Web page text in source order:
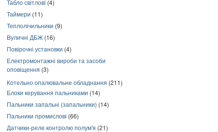
Табло світлові (4)
Таймери (11)
Теплолічильники (9)
Вуличні ДБЖ (16)
Повірочні установки (4)
Електромонтажні вироби та засоби
оповіщення (3)
Котельно опалювальне обладнання (211)
Блоки керування пальниками (14)
Пальники запальні (запальники) (14)
Пальники промислові (66)
Датчики-реле контролю полум'я (21)